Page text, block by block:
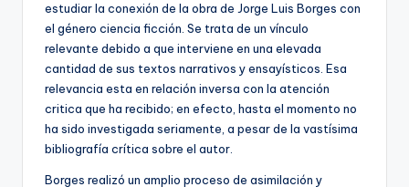
estudiar la conexión de la obra de Jorge Luis Borges con
el género ciencia ficción. Se trata de un vínculo
relevante debido a que interviene en una elevada
cantidad de sus textos narrativos y ensayísticos. Esa
relevancia esta en relación inversa con la atención
critica que ha recibido; en efecto, hasta el momento no
ha sido investigada seriamente, a pesar de la vastísima
bibliografía crítica sobre el autor.
Borges realizó un amplio proceso de asimilación y